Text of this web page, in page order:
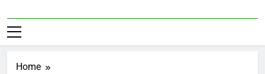
Home